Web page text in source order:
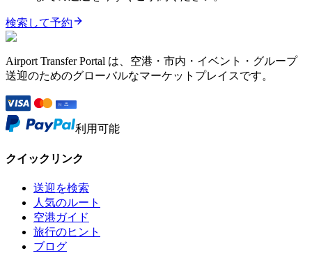
検索して予約
Airport Transfer Portal は、空港・市内・イベント・グループ
送迎のためのグローバルなマーケットプレイスです。
利用可能
クイックリンク
送迎を検索
人気のルート
空港ガイド
旅行のヒント
ブログ